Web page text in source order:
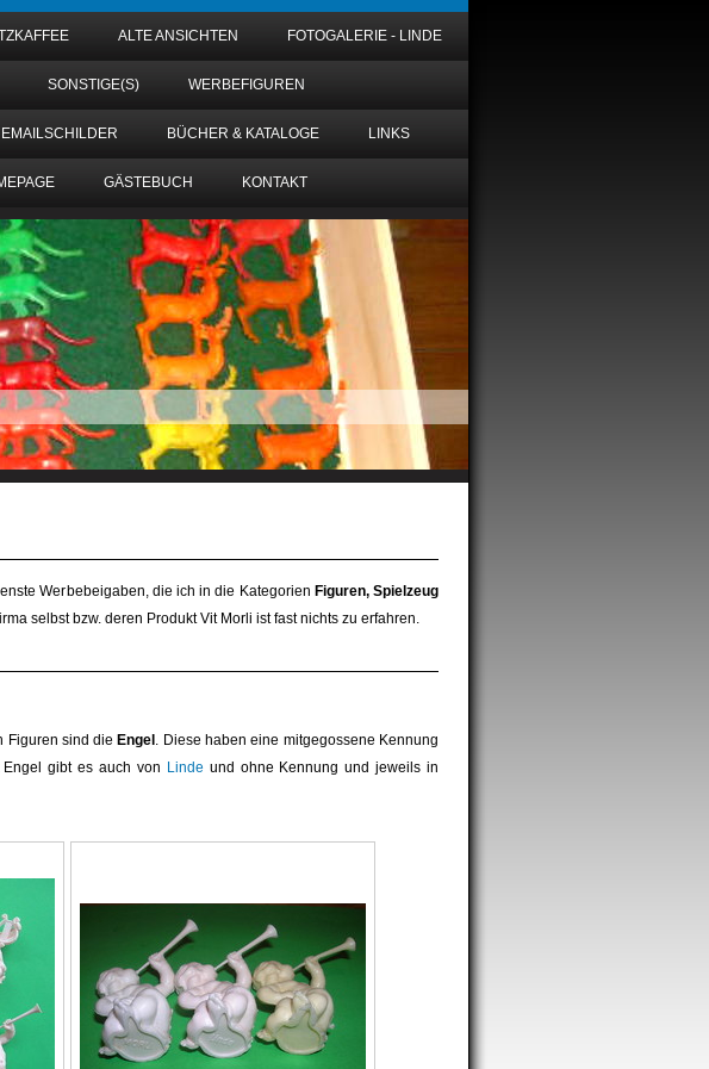
ALTE ANSICHTEN FOTOGALERIE - LINDE
SONSTIGE(S) WERBEFIGUREN
BÜCHER & KATALOGE LINKS
GÄSTEBUCH KONTAKT
Werbebeigaben, die ich in die Kategorien Figuren, Spielzeug
selbst bzw. deren Produkt Vit Morli ist fast nichts zu erfahren.
Figuren sind die Engel . Diese haben eine mitgegossene Kennung
gibt es auch von Linde und ohne Kennung und jeweils in